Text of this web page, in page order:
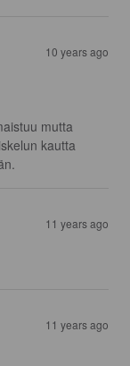
10 years ago
mutta
kautta
11 years ago
11 years ago